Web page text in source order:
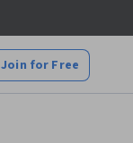
Join for Free